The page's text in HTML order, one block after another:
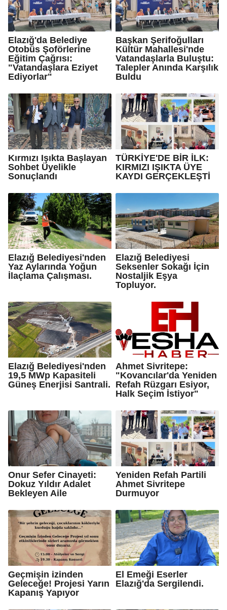
Elazığ'da Belediye
Otobüs Şoförlerine
Eğitim Çağrısı:
"Vatandaşlara Eziyet
Ediyorlar"
Başkan Şerifoğulları
Kültür Mahallesi'nde
Vatandaşlarla Buluştu:
Talepler Anında Karşılık
Buldu
Kırmızı Işıkta Başlayan
Sohbet Üyelikle
Sonuçlandı
TÜRKİYE'DE BİR İLK:
KIRMIZI IŞIKTA ÜYE
KAYDI GERÇEKLEŞTİ
Elazığ Belediyesi'nden
Yaz Aylarında Yoğun
İlaçlama Çalışması.
Elazığ Belediyesi
Seksenler Sokağı İçin
Nostaljik Eşya
Topluyor.
Elazığ Belediyesi'nden
19,5 MWp Kapasiteli
Güneş Enerjisi Santrali.
Ahmet Sivritepe:
"Kovancılar'da Yeniden
Refah Rüzgarı Esiyor,
Halk Seçim İstiyor"
Onur Sefer Cinayeti:
Dokuz Yıldır Adalet
Bekleyen Aile
Yeniden Refah Partili
Ahmet Sivritepe
Durmuyor
Geçmişin izinden
Geleceğe! Projesi Yarın
Kapanış Yapıyor
El Emeği Eserler
Elazığ'da Sergilendi.